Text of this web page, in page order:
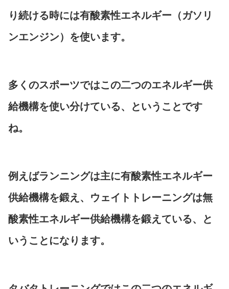
り続ける時には有酸素性エネルギー（ガソリ
ンエンジン）を使います。
多くのスポーツではこの二つのエネルギー供
給機構を使い分けている、ということです
ね。
例えばランニングは主に有酸素性エネルギー
供給機構を鍛え、ウェイトトレーニングは無
酸素性エネルギー供給機構を鍛えている、と
いうことになります。